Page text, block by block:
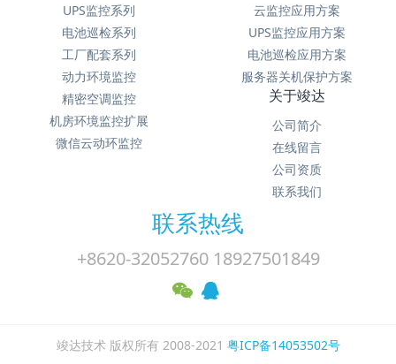
UPS监控系列
电池巡检系列
工厂配套系列
动力环境监控
精密空调监控
机房环境监控扩展
微信云动环监控
云监控应用方案
UPS监控应用方案
电池巡检应用方案
服务器关机保护方案
关于竣达
公司简介
在线留言
公司资质
联系我们
联系热线
+8620-32052760 18927501849
竣达技术 版权所有 2008-2021 粤ICP备14053502号